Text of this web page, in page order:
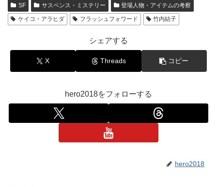
SF サスペンス・ミステリー
登場人物・アイテムの考察
ケイコ・アラヒダ
フラッシュフォワード 竹内結子
シェアする
X Threads コピー
hero2018をフォローする
hero2018